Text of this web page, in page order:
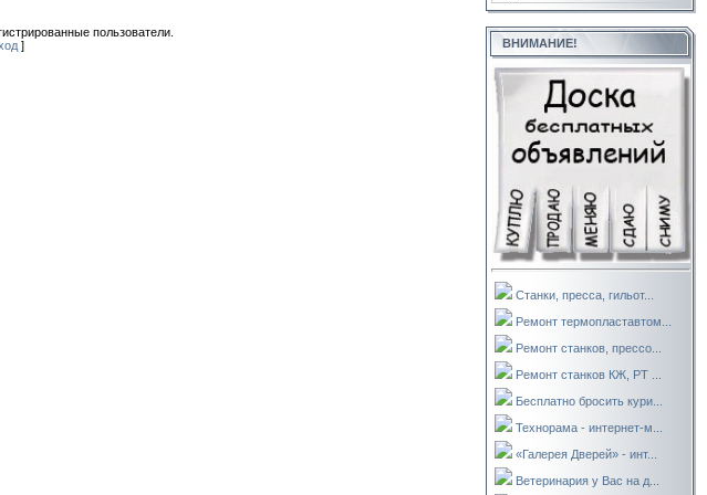
пользователи.
] ВНИМАНИЕ!
Станки, пресса, гильот...
Ремонт термопластавтом...
Ремонт станков, прессо...
Ремонт станков КЖ, РТ ...
Бесплатно бросить кури...
Технорама - интернет-м...
«Галерея Дверей» - инт...
Ветеринария у Вас на д...